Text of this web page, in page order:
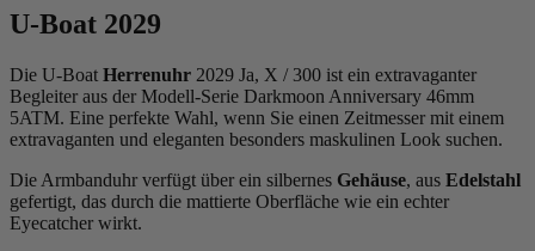
U-Boat 2029
Die U-Boat Herrenuhr 2029 Ja, X / 300 ist ein extravaganter
Begleiter aus der Modell-Serie Darkmoon Anniversary 46mm
5ATM. Eine perfekte Wahl, wenn Sie einen Zeitmesser mit einem
extravaganten und eleganten besonders maskulinen Look suchen.
Die Armbanduhr verfügt über ein silbernes Gehäuse, aus Edelstahl
gefertigt, das durch die mattierte Oberfläche wie ein echter
Eyecatcher wirkt.